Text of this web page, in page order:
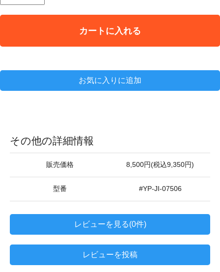
カートに入れる
お気に入りに追加
その他の詳細情報
販売価格 8,500円(税込9,350円)
型番 #YP-JI-07506
レビューを見る(0件)
レビューを投稿